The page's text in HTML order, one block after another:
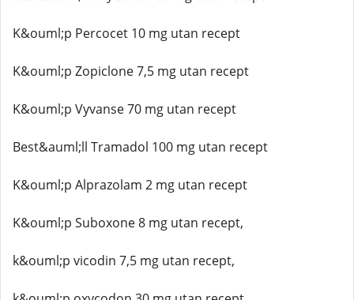
K&ouml;p Percocet 10 mg utan recept
K&ouml;p Zopiclone 7,5 mg utan recept
K&ouml;p Vyvanse 70 mg utan recept
Best&auml;ll Tramadol 100 mg utan recept
K&ouml;p Alprazolam 2 mg utan recept
K&ouml;p Suboxone 8 mg utan recept,
k&ouml;p vicodin 7,5 mg utan recept,